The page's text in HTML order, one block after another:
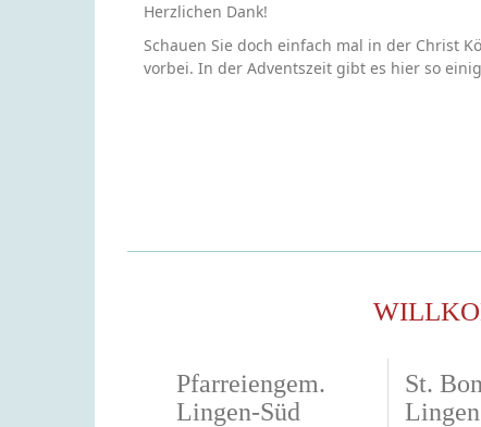
Herzlichen Dank!
Schauen Sie doch einfach mal in der Christ
vorbei. In der Adventszeit gibt es hier so
Pfarreiengem.
Lingen-Süd
St.
Lingen